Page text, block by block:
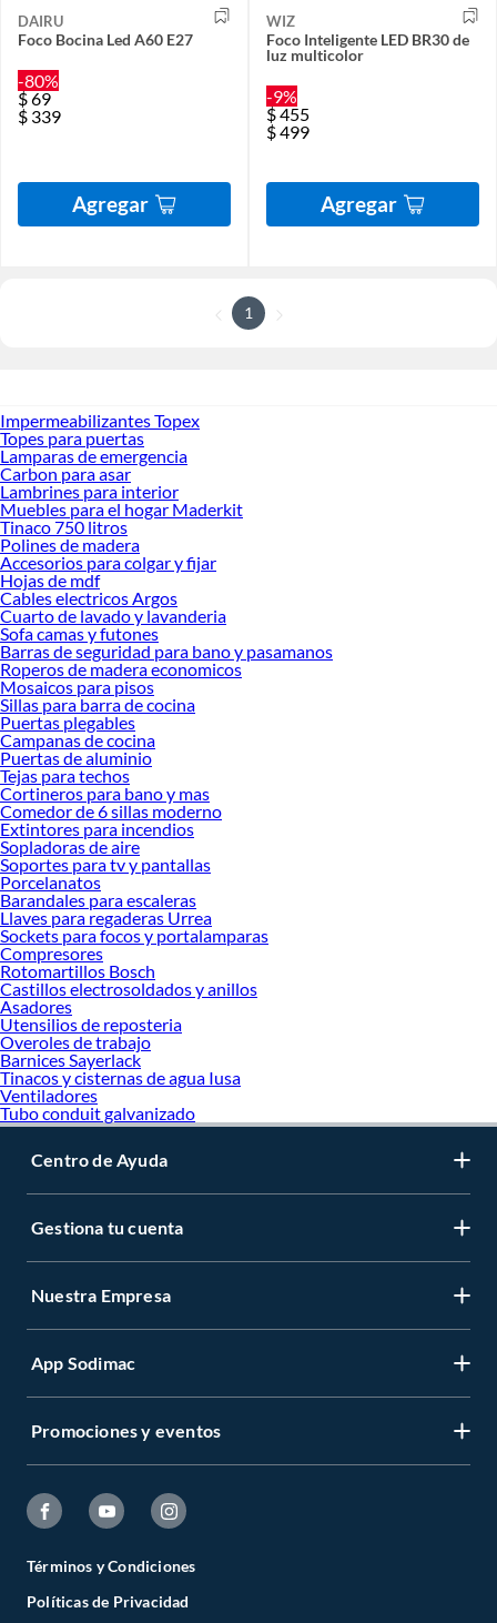
DAIRU
Foco Bocina Led A60 E27
-80%
$69
$ 339
Agregar
WIZ
Foco Inteligente LED BR30 de
luz multicolor
-9%
$455
$499
Agregar
1
Impermeabilizantes Topex
Topes para puertas
Lamparas de emergencia
Carbon para asar
Lambrines para interior
Muebles para el hogar Maderkit
Tinaco 750 litros
Polines de madera
Accesorios para colgar y fijar
Hojas de mdf
Cables electricos Argos
Cuarto de lavado y lavanderia
Sofa camas y futones
Barras de seguridad para bano y pasamanos
Roperos de madera economicos
Mosaicos para pisos
Sillas para barra de cocina
Puertas plegables
Campanas de cocina
Puertas de aluminio
Tejas para techos
Cortineros para bano y mas
Comedor de 6 sillas moderno
Extintores para incendios
Sopladoras de aire
Soportes para tv y pantallas
Porcelanatos
Barandales para escaleras
Llaves para regaderas Urrea
Sockets para focos y portalamparas
Compresores
Rotomartillos Bosch
Castillos electrosoldados y anillos
Asadores
Utensilios de reposteria
Overoles de trabajo
Barnices Sayerlack
Tinacos y cisternas de agua Iusa
Ventiladores
Tubo conduit galvanizado
Centro de Ayuda
Gestiona tu cuenta
Nuestra Empresa
App Sodimac
Promociones y eventos
Términos y Condiciones
Políticas de Privacidad